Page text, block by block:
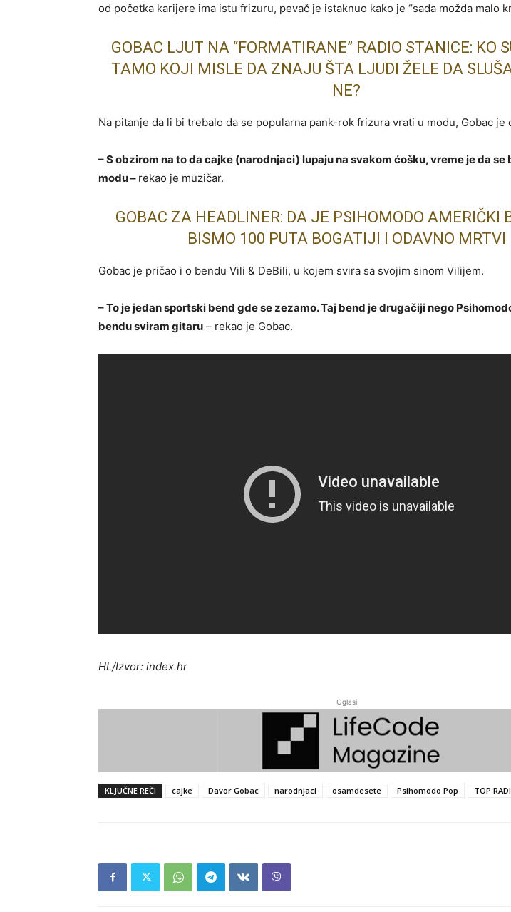
od početka karijere ima istu frizuru, pevač je istaknuo kako je “sada možda malo
GOBAC LJUT NA “FORMATIRANE” RADIO STANICE: KO
TAMO KOJI MISLE DA ZNAJU ŠTA LJUDI ŽELE DA
NE?
Na pitanje da li bi trebalo da se popularna pank-rok frizura vrati u modu, Gobac je
– S obzirom na to da cajke (narodnjaci) lupaju na svakom ćošku, vreme je da se
modu – rekao je muzičar.
GOBAC ZA HEADLINER: DA JE PSIHOMODO AMERIČKI
BISMO 100 PUTA BOGATIJI I ODAVNO MRTVI
Gobac je pričao i o bendu Vili & DeBili, u kojem svira sa svojim sinom Vilijem.
– To je jedan sportski bend gde se zezamo. Taj bend je drugačiji nego
bendu sviram gitaru – rekao je Gobac.
HL/Izvor: index.hr
Oglasi
KLJUČNE REČI cajke Davor Gobac narodnjaci osamdesete Psihomodo Pop TOP